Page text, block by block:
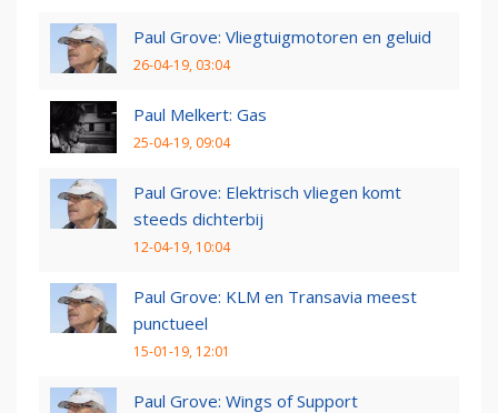
Paul Grove: Vliegtuigmotoren en geluid
26-04-19, 03:04
Paul Melkert: Gas
25-04-19, 09:04
Paul Grove: Elektrisch vliegen komt
steeds dichterbij
12-04-19, 10:04
Paul Grove: KLM en Transavia meest
punctueel
15-01-19, 12:01
Paul Grove: Wings of Support